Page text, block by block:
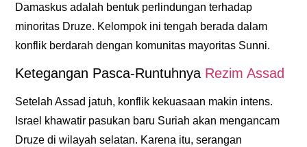
Damaskus adalah bentuk perlindungan terhadap
minoritas Druze. Kelompok ini tengah berada dalam
konflik berdarah dengan komunitas mayoritas Sunni.
Ketegangan Pasca-Runtuhnya Rezim Assad
Setelah Assad jatuh, konflik kekuasaan makin intens.
Israel khawatir pasukan baru Suriah akan mengancam
Druze di wilayah selatan. Karena itu, serangan